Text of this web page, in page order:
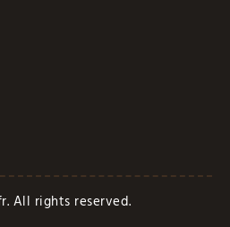
All rights reserved.